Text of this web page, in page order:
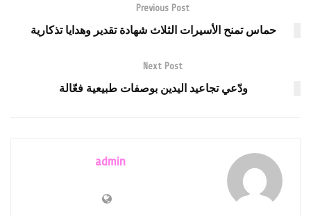
Previous Post
حماس تمنح الأسيرات الثلاث شهادة تقدير وهدايا تذكارية
Next Post
ودّعي تجاعيد اليدين بوصفات طبيعية فعّالة
admin